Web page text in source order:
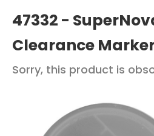
47332 -
Clearance
Sorry, this product is